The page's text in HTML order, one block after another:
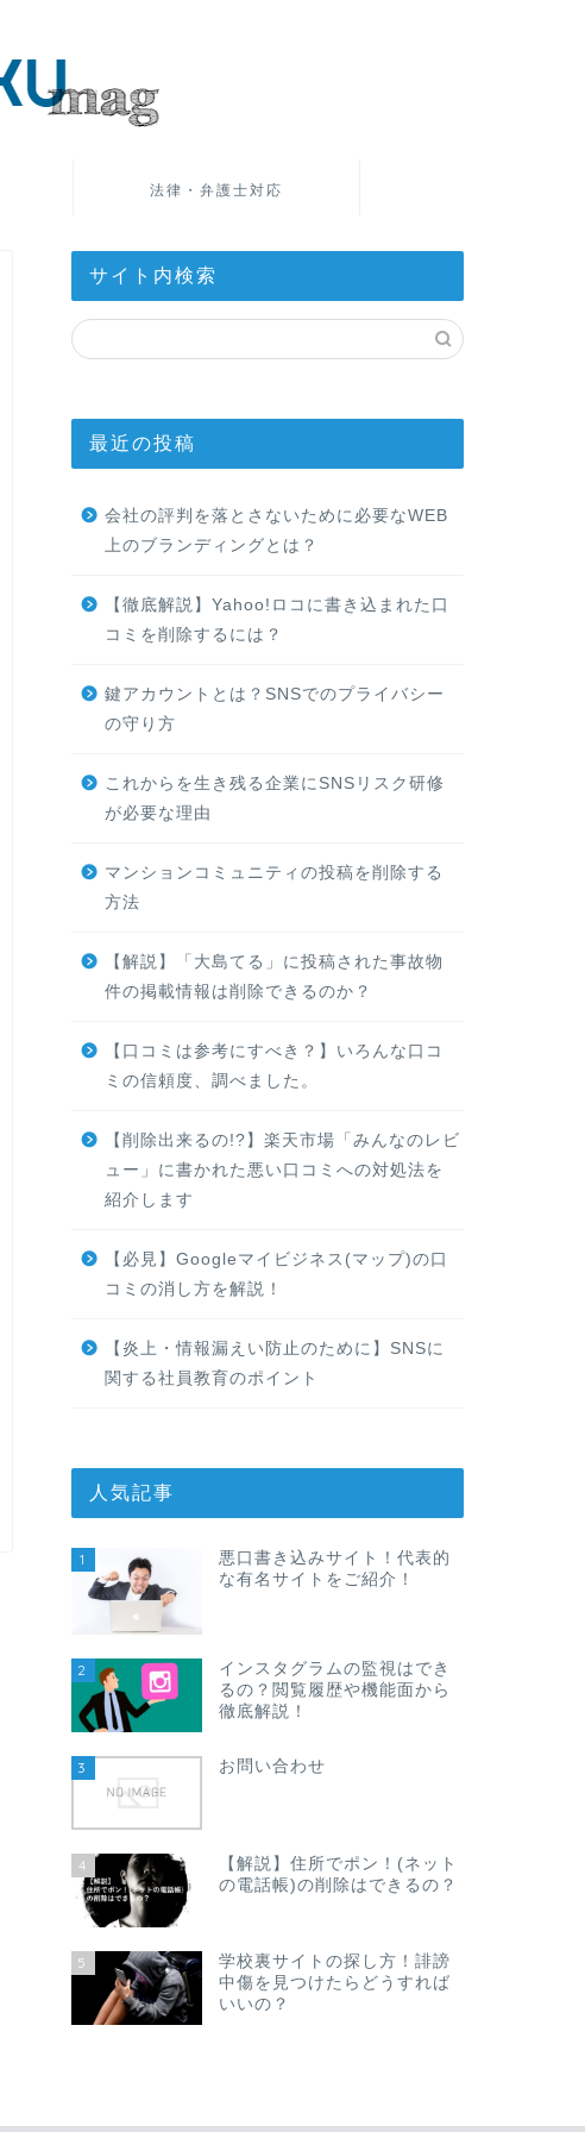
法律・弁護士対応
サイト内検索
最近の投稿
会社の評判を落とさないために必要なWEB
上のブランディングとは？
【徹底解説】Yahoo!ロコに書き込まれた口
コミを削除するには？
鍵アカウントとは？SNSでのプライバシー
の守り方
これからを生き残る企業にSNSリスク研修
が必要な理由
マンションコミュニティの投稿を削除する
方法
【解説】「大島てる」に投稿された事故物
件の掲載情報は削除できるのか？
【口コミは参考にすべき？】いろんな口コ
ミの信頼度、調べました。
【削除出来るの!?】楽天市場「みんなのレビ
ュー」に書かれた悪い口コミへの対処法を
紹介します
【必見】Googleマイビジネス(マップ)の口
コミの消し方を解説！
【炎上・情報漏えい防止のために】SNSに
関する社員教育のポイント
人気記事
1
悪口書き込みサイト！代表的
な有名サイトをご紹介！
2
インスタグラムの監視はでき
るの？閲覧履歴や機能面から
徹底解説！
3 お問い合わせ
4
【解説】住所でポン！(ネット
の電話帳)の削除はできるの？
5
学校裏サイトの探し方！誹謗
中傷を見つけたらどうすれば
いいの？